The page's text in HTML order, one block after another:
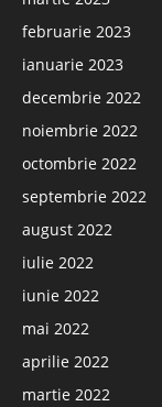
februarie 2023
ianuarie 2023
decembrie 2022
noiembrie 2022
octombrie 2022
septembrie 2022
august 2022
iulie 2022
iunie 2022
mai 2022
aprilie 2022
martie 2022